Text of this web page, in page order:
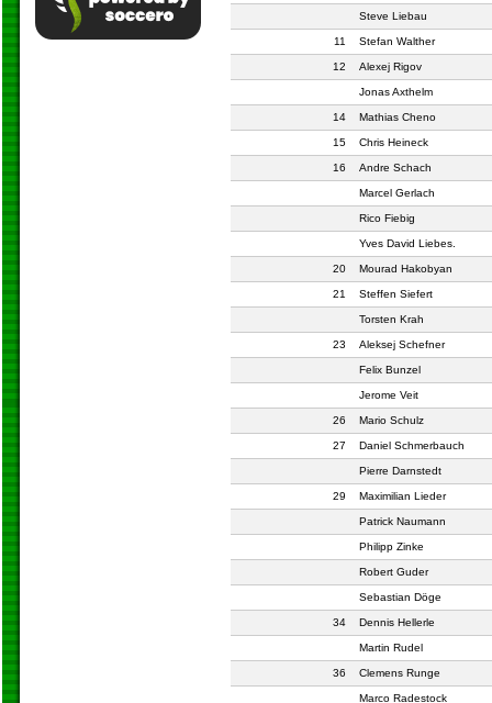
Steve Liebau
11 Stefan Walther
12 Alexej Rigov
Jonas Axthelm
14 Mathias Cheno
15 Chris Heineck
16 Andre Schach
Marcel Gerlach
Rico Fiebig
Yves David Liebes.
20 Mourad Hakobyan
21 Steffen Siefert
Torsten Krah
23 Aleksej Schefner
Felix Bunzel
Jerome Veit
26 Mario Schulz
27 Daniel Schmerbauch
Pierre Darnstedt
29 Maximilian Lieder
Patrick Naumann
Philipp Zinke
Robert Guder
Sebastian Döge
34 Dennis Hellerle
Martin Rudel
36 Clemens Runge
Marco Radestock